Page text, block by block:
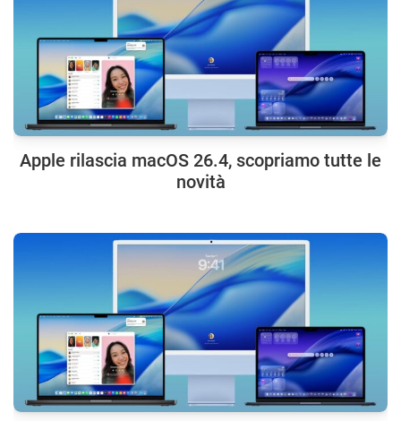
Apple rilascia macOS 26.4, scopriamo tutte le
novità